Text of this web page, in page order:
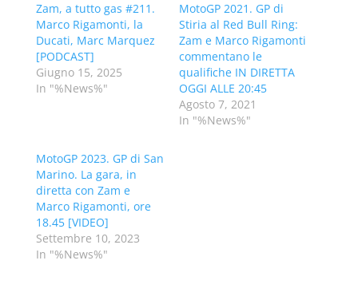
Zam, a tutto gas #211.
Marco Rigamonti, la
Ducati, Marc Marquez
[PODCAST]
Giugno 15, 2025
In "%News%"
MotoGP 2021. GP di
Stiria al Red Bull Ring:
Zam e Marco Rigamonti
commentano le
qualifiche IN DIRETTA
OGGI ALLE 20:45
Agosto 7, 2021
In "%News%"
MotoGP 2023. GP di San
Marino. La gara, in
diretta con Zam e
Marco Rigamonti, ore
18.45 [VIDEO]
Settembre 10, 2023
In "%News%"